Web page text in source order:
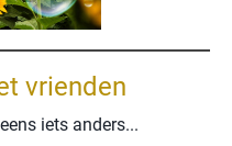
vrienden
iets anders...